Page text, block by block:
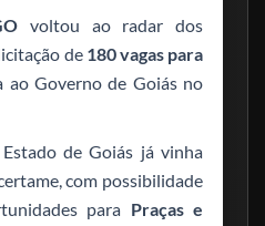
voltou ao radar dos
de 180 vagas para
ao Governo de Goiás no
de Goiás já vinha
com possibilidade
para Praças e